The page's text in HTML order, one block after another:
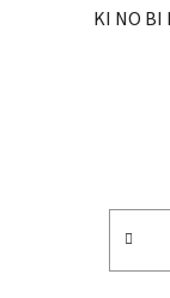
KI NO